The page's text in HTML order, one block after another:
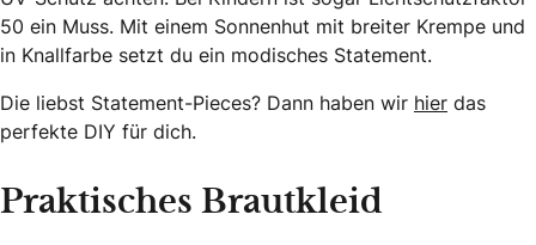
50 ein Muss. Mit einem Sonnenhut mit breiter Krempe und
in Knallfarbe setzt du ein modisches Statement.
Die liebst Statement-Pieces? Dann haben wir hier das
perfekte DIY für dich.
Praktisches Brautkleid